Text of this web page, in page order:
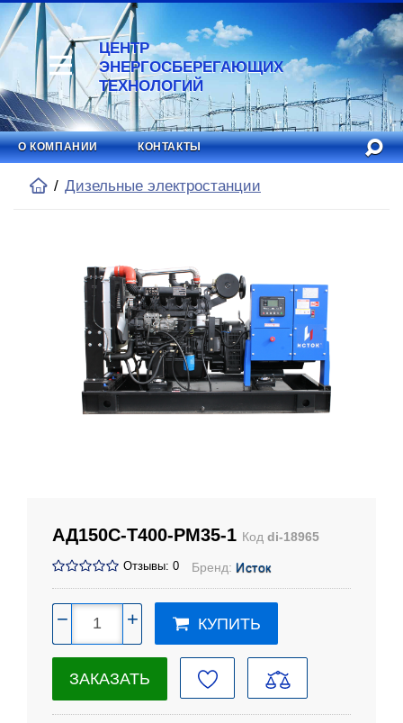
ЦЕНТР
ЭНЕРГОСБЕРЕГАЮЩИХ
ТЕХНОЛОГИЙ
О КОМПАНИИ КОНТАКТЫ
Дизельные электростанции
АД150С-Т400-РМ35-1 Код di-18965
Отзывы: 0 Бренд: Исток
− + КУПИТЬ
ЗАКАЗАТЬ